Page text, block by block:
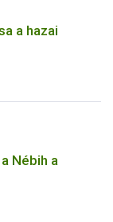
a hazai
Nébih a